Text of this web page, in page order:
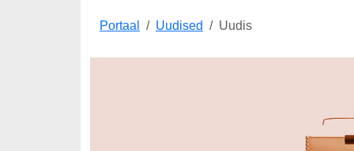
Portaal Uudised Uudis